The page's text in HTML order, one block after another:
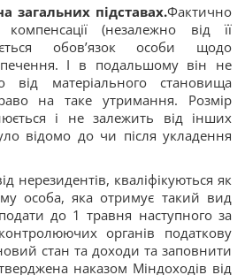
загальних підставах.Фактично
(незалежно від її
обов’язок особи щодо
І в подальшому він не
від матеріального становища
на таке утримання. Розмір
і не залежить від інших
відомо до чи після укладення
нерезидентів, кваліфікуються як
особа, яка отримує такий вид
до 1 травня наступного за
органів податкову
стан та доходи та заповнити
наказом Міндоходів від